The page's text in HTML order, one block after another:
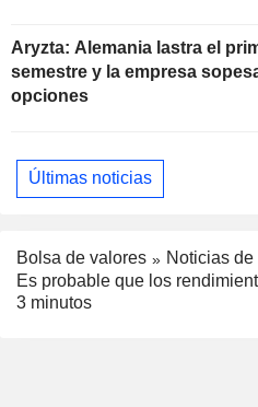
Aryzta: Alemania lastra el
semestre y la empresa
opciones
Últimas noticias
Bolsa de valores
Noticias
Es probable que los
3 minutos